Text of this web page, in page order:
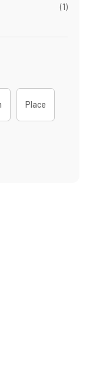
(1)
Place